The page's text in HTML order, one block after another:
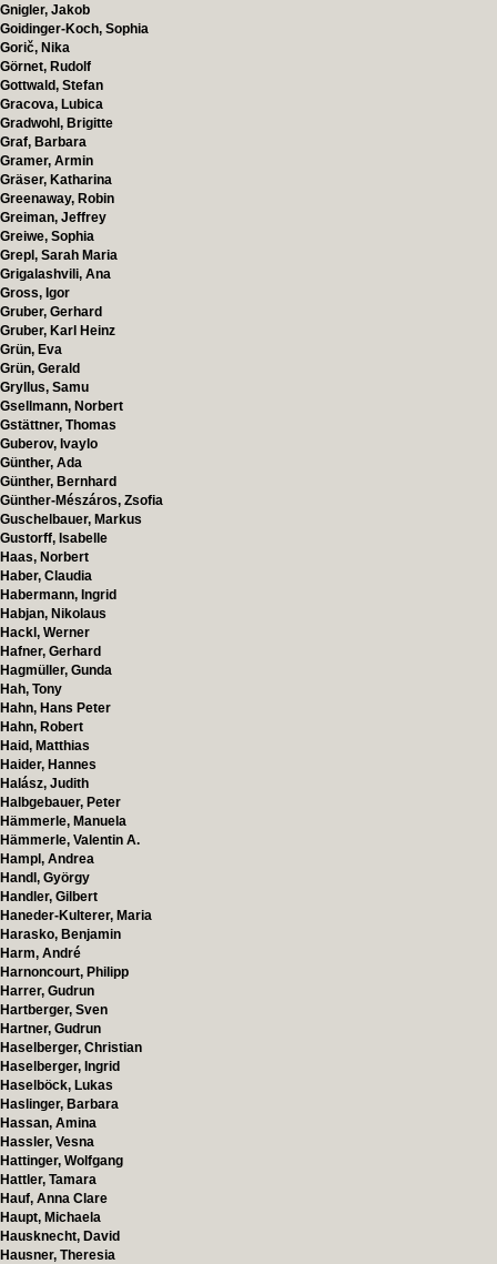
Gnigler, Jakob
Goidinger-Koch, Sophia
Gorič, Nika
Görnet, Rudolf
Gottwald, Stefan
Gracova, Lubica
Gradwohl, Brigitte
Graf, Barbara
Gramer, Armin
Gräser, Katharina
Greenaway, Robin
Greiman, Jeffrey
Greiwe, Sophia
Grepl, Sarah Maria
Grigalashvili, Ana
Gross, Igor
Gruber, Gerhard
Gruber, Karl Heinz
Grün, Eva
Grün, Gerald
Gryllus, Samu
Gsellmann, Norbert
Gstättner, Thomas
Guberov, Ivaylo
Günther, Ada
Günther, Bernhard
Günther-Mészáros, Zsofia
Guschelbauer, Markus
Gustorff, Isabelle
Haas, Norbert
Haber, Claudia
Habermann, Ingrid
Habjan, Nikolaus
Hackl, Werner
Hafner, Gerhard
Hagmüller, Gunda
Hah, Tony
Hahn, Hans Peter
Hahn, Robert
Haid, Matthias
Haider, Hannes
Halász, Judith
Halbgebauer, Peter
Hämmerle, Manuela
Hämmerle, Valentin A.
Hampl, Andrea
Handl, György
Handler, Gilbert
Haneder-Kulterer, Maria
Harasko, Benjamin
Harm, André
Harnoncourt, Philipp
Harrer, Gudrun
Hartberger, Sven
Hartner, Gudrun
Haselberger, Christian
Haselberger, Ingrid
Haselböck, Lukas
Haslinger, Barbara
Hassan, Amina
Hassler, Vesna
Hattinger, Wolfgang
Hattler, Tamara
Hauf, Anna Clare
Haupt, Michaela
Hausknecht, David
Hausner, Theresia